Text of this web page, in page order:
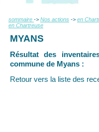
sommaire -> Nos actions -> en
en Chartreuse
MYANS
Résultat des
commune de Myans :
Retour vers la liste des